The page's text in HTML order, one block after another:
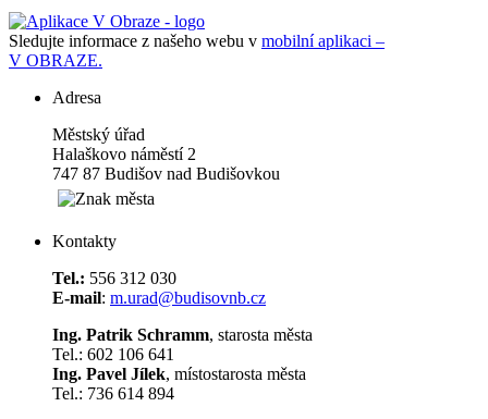
Sledujte informace z našeho webu v mobilní aplikaci –
V OBRAZE.
Adresa
Městský úřad
Halaškovo náměstí 2
747 87 Budišov nad Budišovkou
Kontakty
Tel.: 556 312 030
E-mail: m.urad@budisovnb.cz
Ing. Patrik Schramm, starosta města
Tel.: 602 106 641
Ing. Pavel Jílek, místostarosta města
Tel.: 736 614 894